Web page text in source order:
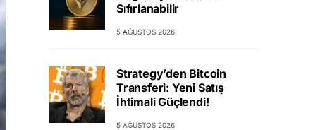
Sıfırlanabilir
5 AĞUSTOS 2026
Strategy’den Bitcoin
Transferi: Yeni Satış
İhtimali Güçlendi!
5 AĞUSTOS 2026